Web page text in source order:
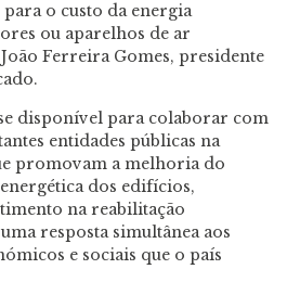
o custo da energia
ou aparelhos de ar
Ferreira Gomes, presidente
disponível para colaborar com
entidades públicas na
promovam a melhoria do
dos edifícios,
na reabilitação
resposta simultânea aos
e sociais que o país